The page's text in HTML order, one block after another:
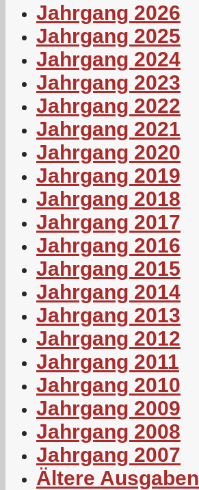
Jahrgang 2026
Jahrgang 2025
Jahrgang 2024
Jahrgang 2023
Jahrgang 2022
Jahrgang 2021
Jahrgang 2020
Jahrgang 2019
Jahrgang 2018
Jahrgang 2017
Jahrgang 2016
Jahrgang 2015
Jahrgang 2014
Jahrgang 2013
Jahrgang 2012
Jahrgang 2011
Jahrgang 2010
Jahrgang 2009
Jahrgang 2008
Jahrgang 2007
Ältere Ausgaben